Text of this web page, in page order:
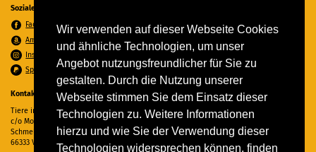
Wir verwenden auf dieser Webseite Cookies
und ähnliche Technologien, um unser
Angebot nutzungsfreundlicher für Sie zu
gestalten. Durch die Nutzung unserer
Webseite stimmen Sie dem Einsatz dieser
Technologien zu. Weitere Informationen
hierzu und wie Sie der Verwendung dieser
Technologien widersprechen können, finden
Soziale Medien
Facebook
Amazon Wunschzettel
Instagram
Spenden per PayPal
Kontakt
Tiere in Not Saar e.V.
c/o Monika Ewen
Schmelzer Straße 22
66333 Völklingen